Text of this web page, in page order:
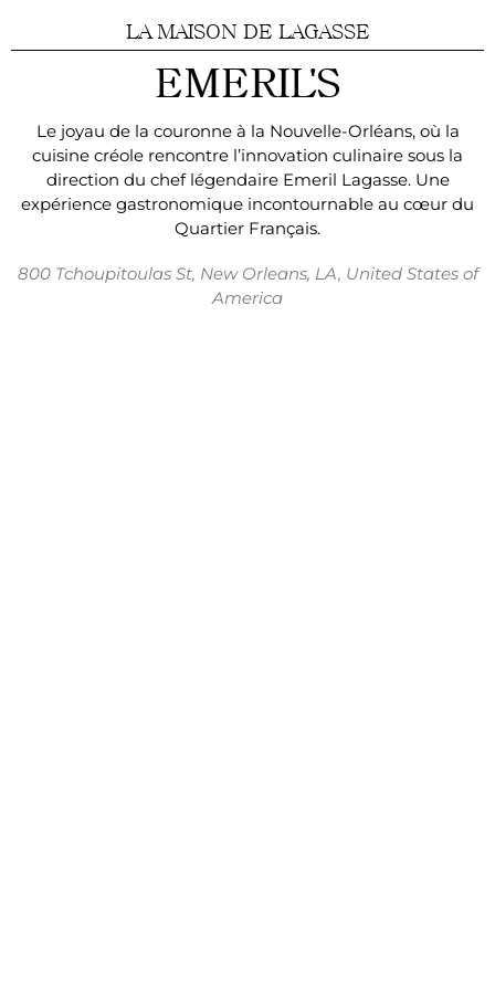
LA MAISON DE LAGASSE​
EMERIL'S
Le joyau de la couronne à la Nouvelle-Orléans, où la
cuisine créole rencontre l’innovation culinaire sous la
direction du chef légendaire Emeril Lagasse. Une
expérience gastronomique incontournable au cœur du
Quartier Français.
800 TchoupitoulasSt, New Orleans, LA, United States of
America